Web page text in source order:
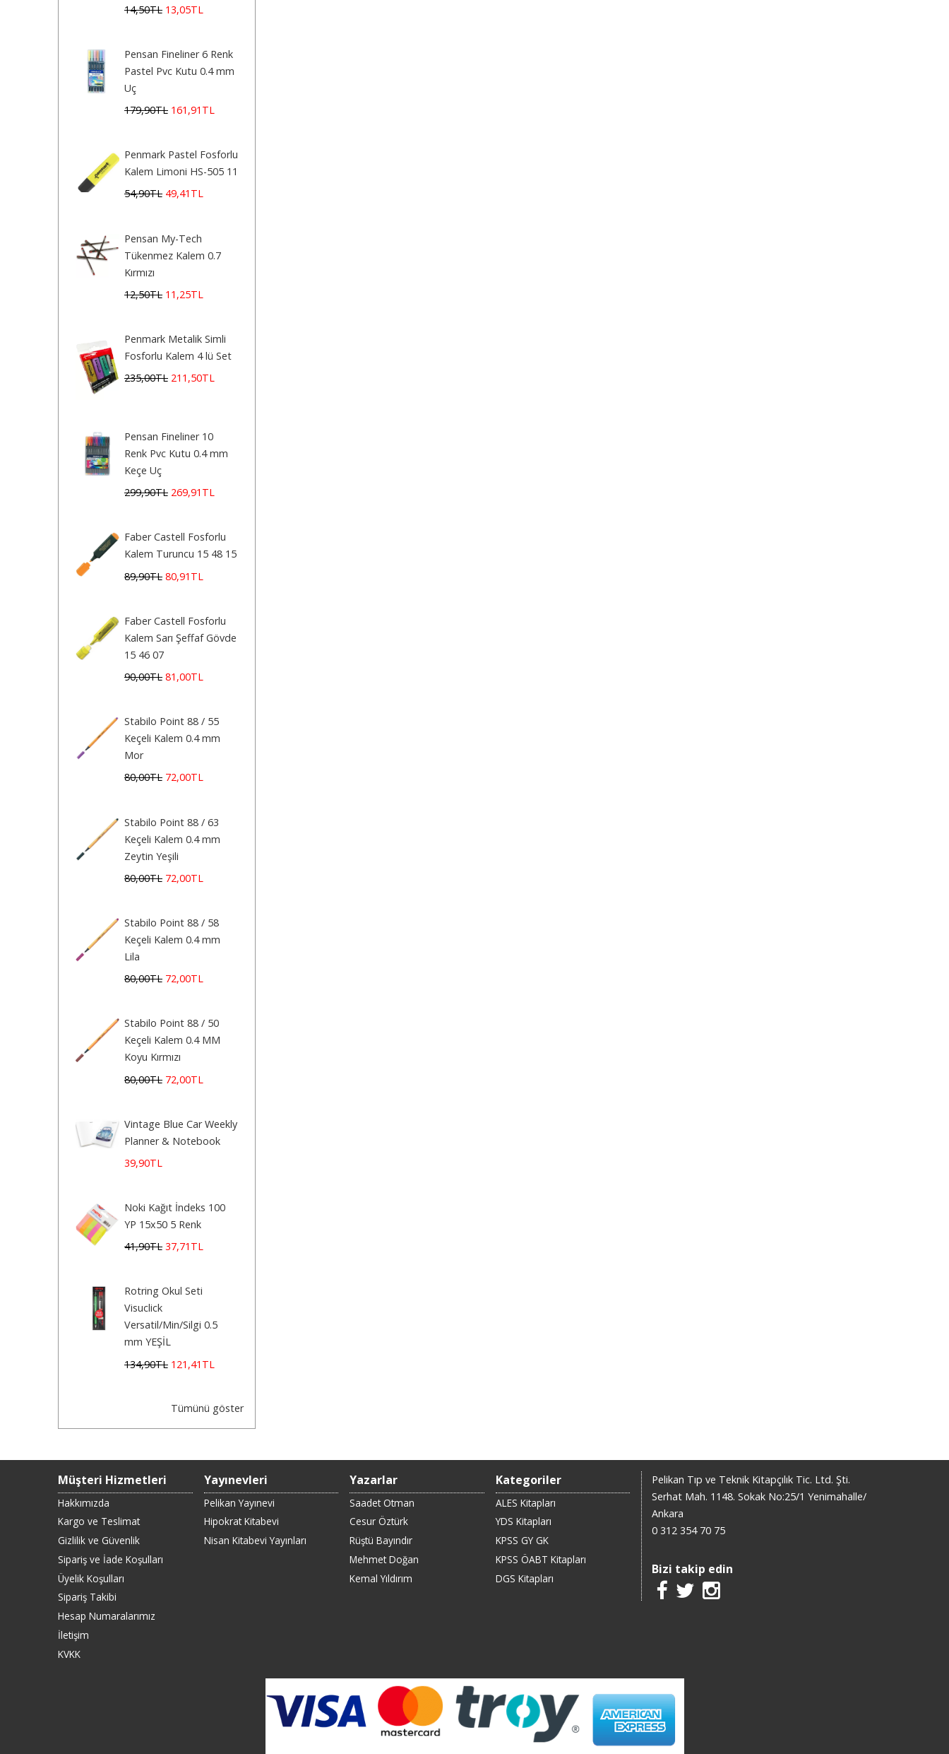
14,50TL 13,05TL
Pensan Fineliner 6 Renk
Pastel Pvc Kutu 0.4 mm
Uç
179,90TL 161 ,91 TL
Penmark Pastel Fosforlu
Kalem Limoni HS-505 11
54,90TL 49,41 TL
Pensan My-Tech
Tükenmez Kalem 0.7
Kırmızı
12,50TL 11 ,25TL
Penmark Metalik Simli
Fosforlu Kalem 4 lü Set
235,00TL 211 ,50TL
Pensan Fineliner 10
Renk Pvc Kutu 0.4 mm
Keçe Uç
299,90TL 269,91 TL
Faber Castell Fosforlu
Kalem Turuncu 15 48 15
89,90TL 80,91 TL
Faber Castell Fosforlu
Kalem Sarı Şeffaf Gövde
15 46 07
90,00TL 81 ,00TL
Stabilo Point 88 / 55
Keçeli Kalem 0.4 mm
Mor
80,00TL 72,00TL
Stabilo Point 88 / 63
Keçeli Kalem 0.4 mm
Zeytin Yeşili
80,00TL 72,00TL
Stabilo Point 88 / 58
Keçeli Kalem 0.4 mm
Lila
80,00TL 72,00TL
Stabilo Point 88 / 50
Keçeli Kalem 0.4 MM
Koyu Kırmızı
80,00TL 72,00TL
Vintage Blue Car Weekly
Planner & Notebook
39,90TL
Noki Kağıt İndeks 100
YP 15x50 5 Renk
41,90TL 37,71 TL
Rotring Okul Seti
Visuclick
Versatil/Min/Silgi 0.5
mm YEŞİL
134,90TL 121 ,41 TL
Tümünü göster
Müşteri Hizmetleri
Hakkımızda
Kargo ve Teslimat
Gizlilik ve Güvenlik
Sipariş ve İade Koşulları
Üyelik Koşulları
Sipariş Takibi
Hesap Numaralarımız
İletişim
KVKK
Yayınevleri
Pelikan Yayınevi
Hipokrat Kitabevi
Nisan Kitabevi Yayınları
Yazarlar
Saadet Otman
Cesur Öztürk
Rüştü Bayındır
Mehmet Doğan
Kemal Yıldırım
Kategoriler
ALES Kitapları
YDS Kitapları
KPSS GY GK
KPSS ÖABT Kitapları
DGS Kitapları
Pelikan Tıp ve Teknik Kitapçılık Tic. Ltd. Şti.
Serhat Mah. 1148. Sokak No:25/1 Yenimahalle/
Ankara
0 312 354 70 75
Bizi takip edin